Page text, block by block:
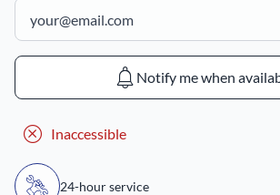
Notify me when
Inaccessible
24-hour service